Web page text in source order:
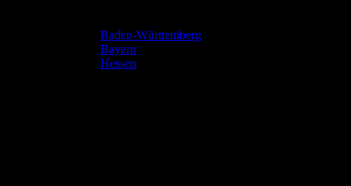
Baden-Württemberg
Bayern
Hessen